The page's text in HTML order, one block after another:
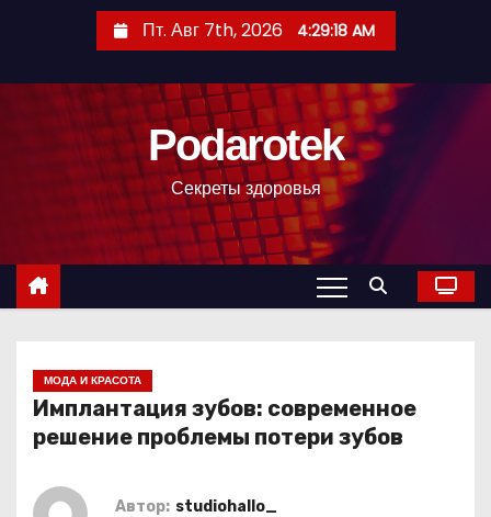
с
Пт. Авг 7th, 2026 4:29:20 AM
Podarotek
Секреты здоровья
МОДА И КРАСОТА
Имплантация зубов: современное
решение проблемы потери зубов
Автор: studiohallo_